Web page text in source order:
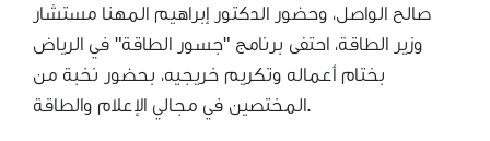
صالح الواصل، وحضور الدكتور إبراهيم المهنا مستشار
وزير الطاقة، احتفى برنامج "جسور الطاقة" في الرياض
بختام أعماله وتكريم خريجيه، بحضور نخبة من
المختصين في مجالي الإعلام والطاقة.